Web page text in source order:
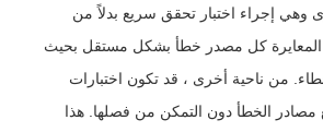
وهي إجراء اختبار تحقق سريع بدلاً من
المعايرة كل مصدر خطأ بشكل مستقل بحيث
من ناحية أخرى ، قد تكون اختبارات
الخطأ دون التمكن من فصلها. هذا